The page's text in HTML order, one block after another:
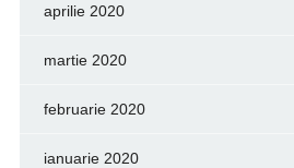
aprilie 2020
martie 2020
februarie 2020
ianuarie 2020